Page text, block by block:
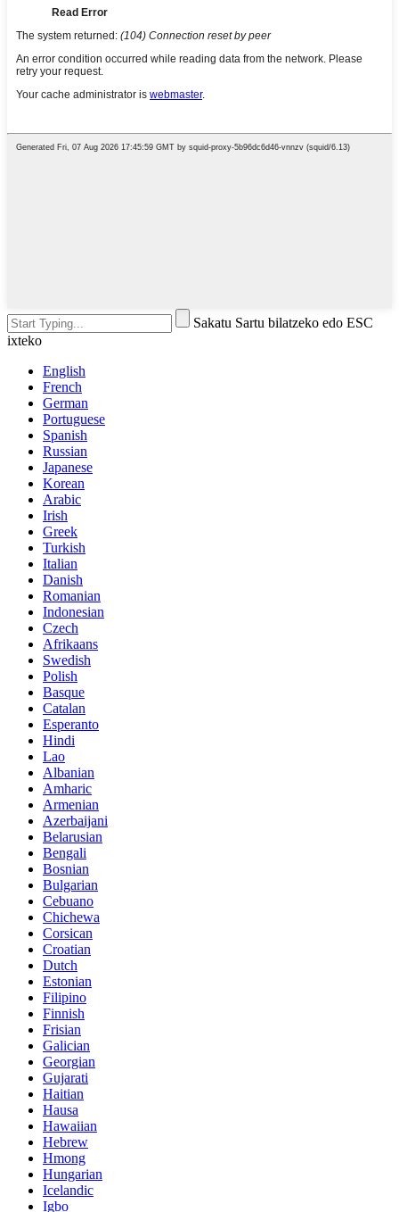
Sakatu Sartu bilatzeko edo ESC
ixteko
English
French
German
Portuguese
Spanish
Russian
Japanese
Korean
Arabic
Irish
Greek
Turkish
Italian
Danish
Romanian
Indonesian
Czech
Afrikaans
Swedish
Polish
Basque
Catalan
Esperanto
Hindi
Lao
Albanian
Amharic
Armenian
Azerbaijani
Belarusian
Bengali
Bosnian
Bulgarian
Cebuano
Chichewa
Corsican
Croatian
Dutch
Estonian
Filipino
Finnish
Frisian
Galician
Georgian
Gujarati
Haitian
Hausa
Hawaiian
Hebrew
Hmong
Hungarian
Icelandic
Igbo